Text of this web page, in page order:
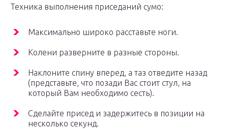
Техника выполнения приседаний сумо:
Максимально широко расставьте ноги.
Колени разверните в разные стороны.
Наклоните спину вперед, а таз отведите назад
(представьте, что позади Вас стоит стул, на
который Вам необходимо сесть).
Сделайте присед и задержитесь в позиции на
несколько секунд.